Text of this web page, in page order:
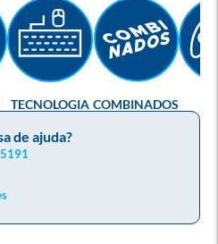
de ajuda?
TECNOLOGIA COMBINADOS